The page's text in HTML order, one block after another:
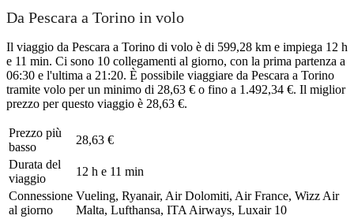
Da Pescara a Torino in volo
Il viaggio da Pescara a Torino di volo è di 599,28 km e impiega 12 h
e 11 min. Ci sono 10 collegamenti al giorno, con la prima partenza a
06:30 e l'ultima a 21:20. È possibile viaggiare da Pescara a Torino
tramite volo per un minimo di 28,63 € o fino a 1.492,34 €. Il miglior
prezzo per questo viaggio è 28,63 €.
Prezzo più
basso
28,63 €
Durata del
viaggio
12 h e 11 min
Connessione
al giorno
Vueling, Ryanair, Air Dolomiti, Air France, Wizz Air
Malta, Lufthansa, ITA Airways, Luxair 10